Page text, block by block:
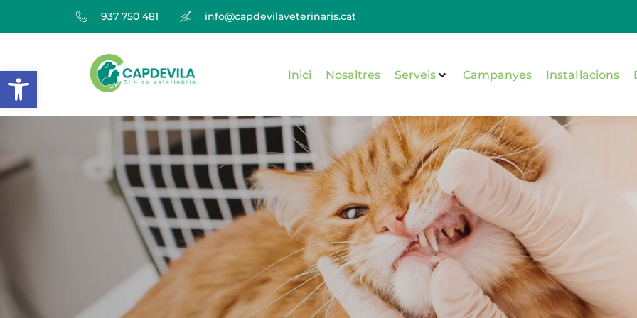
937 750 481 info@capdevilaveterinaris.cat
Inici Nosaltres Serveis Campanyes Instal·lacions
Obre la barra d'eines